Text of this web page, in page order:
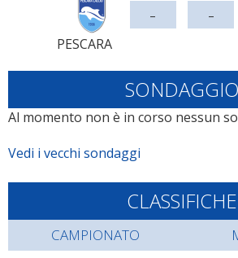
PESCARA
- -
SONDAGGIO
Al momento non è in corso nessun
Vedi i vecchi sondaggi
CLASSIFICHE
CAMPIONATO